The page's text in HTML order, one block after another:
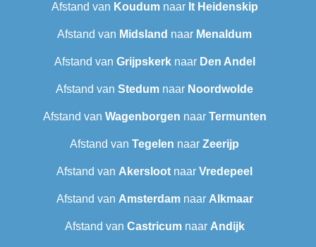
Afstand van Koudumnaar It Heidenskip
Afstand van Midsland naar Menaldum
Afstand van Grijpskerknaar Den Andel
Afstand van Stedum naar Noordwolde
Afstand van Wagenborgen naar Termunten
Afstand van Tegelen naar Zeerijp
Afstand van Akersloot naar Vredepeel
Afstand van Amsterdamnaar Alkmaar
Afstand van Castricumnaar Andijk